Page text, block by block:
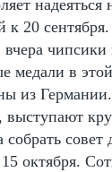
надеяться
к 20 сентября.
чипсики
медали в
из
выступают
совет
октября.